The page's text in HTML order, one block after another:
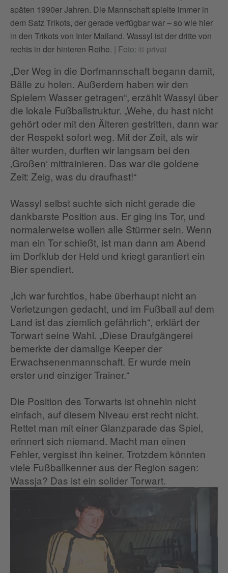
späten 1990er Jahren. Die Mannschaft spielte immer in
dem Satz Trikots, der gerade verfügbar war – so wie hier
in den Trikots von Inter Mailand. Wassyl ist der dritte von
rechts in der hinteren Reihe. | Foto: © privat
„Der Weg in die Dorfmannschaft begann damit,
Bälle zu holen. Außerdem haben wir den
Spielern Wasser getragen“, erzählt Wassyl über
die lokale Fußballstruktur. „Wehe, du hast nicht
gehört oder mit den Älteren gestritten, dann war
der Respekt sofort weg. Mit der Zeit, als wir
älter wurden, durften wir langsam bei den
‚Großen‘ mittrainieren. Das war die goldene
Zeit: Zeig, was du draufhast!“
Wassyl selbst suchte sich nicht gerade die
dankbarste Position aus. Er ging ins Tor, und
normalerweise wollen alle Stürmer sein. Wenn
man ein Tor schießt, ist man dann am Abend
im Dorfklub der Held und kriegt garantiert ein
Bier spendiert.
„Ich war furchtlos, habe überhaupt nicht an
Verletzungen gedacht, und im Fußball auf dem
Land ist das ziemlich gefährlich“, erklärt der
Torwart seine Wahl. „Diese Draufgängerei
bemerkte der damalige Keeper der
Erwachsenenmannschaft. Er wurde mein
erster und einziger Trainer.“
Die Position des Torwarts ist ohnehin nicht
einfach, auf diesem Niveau erst recht nicht.
Rettet man mit einer Glanzparade das Spiel,
erinnert sich niemand. Macht man einen
Fehler, vergisst ihn keiner. Trotzdem könnten
viele Fußballkenner aus der Region sagen:
Wassja? Das ist ein solider Torwart.